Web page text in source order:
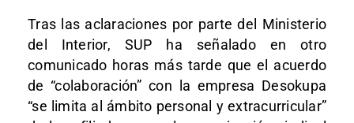
Tras las aclaraciones por parte del Ministerio
del Interior, SUP ha señalado en otro
comunicado horas más tarde que el acuerdo
de “colaboración” con la empresa Desokupa
“se limita al ámbito personal y extracurricular”